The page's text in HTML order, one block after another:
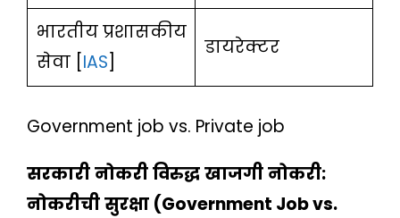
भारतीय प्रशासकीय
सेवा [IAS]
डायरेक्टर
Government job vs. Private job
सरकारीनोकरीविरुद्धखाजगीनोकरी:
नोकरीचीसुरक्षा (Government Job vs.